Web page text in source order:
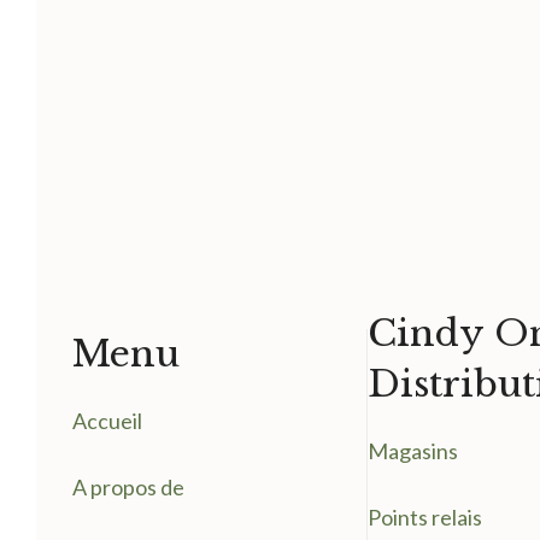
Menu
Accueil
A propos de
Cindy
Magasins
Points relais